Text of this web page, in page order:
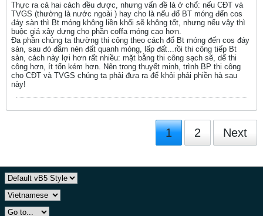
Thực ra cả hai cách đều được, nhưng vấn đề là ở chổ: nếu CĐT và
TVGS (thường là nước ngoài ) hay cho là nếu đổ BT móng đến cos
đáy sàn thì Bt móng không liền khối sẽ không tốt, nhưng nếu vậy thì
buộc giá xây dựng cho phần coffa móng cao hơn.
Đa phần chúng ta thường thi công theo cách đổ Bt móng đến cos đáy
sàn, sau đó đầm nén đất quanh móng, lấp đất...rồi thi công tiếp Bt
sàn, cách này lợi hơn rất nhiều: mặt bằng thi công sạch sẽ, dể thi
công hơn, ít tốn kém hơn. Nên trong thuyết minh, trình BP thi công
cho CĐT và TVGS chúng ta phải đưa ra để khỏi phải phiền hà sau
này!
1 2 Next